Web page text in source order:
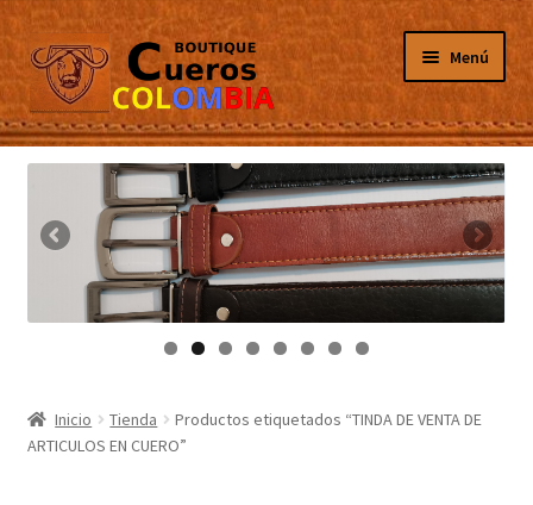
Ir
a
la
navegación
Ir
al
contenido
Menú
Inicio
Masculino
Femenino
Inicio Tienda
Productos etiquetados “TINDA DE VENTA DE
ARTICULOS EN CUERO”